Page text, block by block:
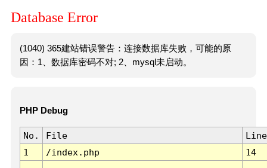
Database Error
(1040) 365建站错误警告：连接数据库失败，可能的原
因：1、数据库密码不对; 2、mysql未启动。
PHP Debug
No. File
Line
1
/index.php 14